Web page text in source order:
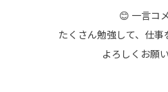
😊 一言コ
たくさん勉強して、仕事
よろしくお願